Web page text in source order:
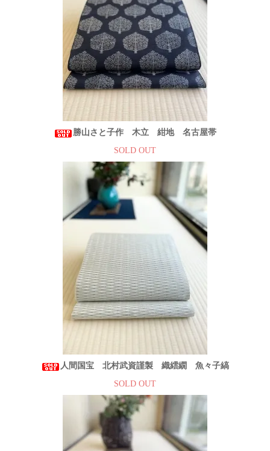
勝山さと子作 木立 紺地 名古屋帯
SOLD OUT
人間国宝 北村武資謹製 織繧繝 魚々子縞
SOLD OUT